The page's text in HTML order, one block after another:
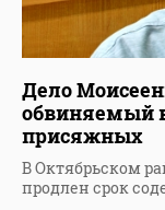
Дело
обвиняемый
присяжных
В Октябрьском
продлен срок